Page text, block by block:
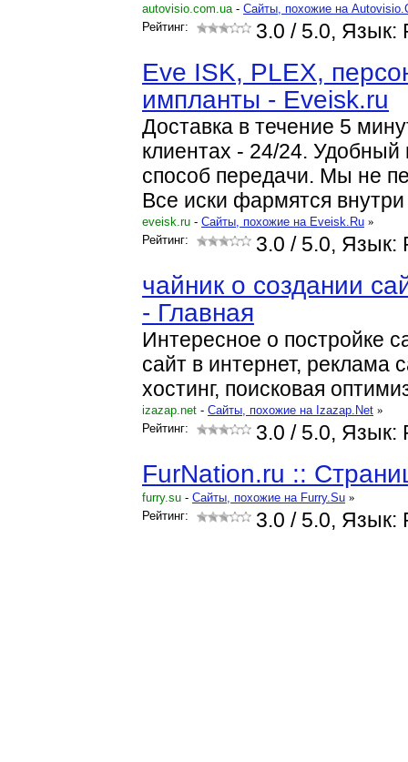
autovisio.com.ua- Cайты, похожие на
Рейтинг:
3.0 / 5.0, Язык:
Eve ISK, PLEX,
импланты - Eveisk.ru
Доставка в течение 5
клиентах - 24/24.
способ передачи. Мы не
Все иски фармятся
eveisk.ru - Cайты, похожие на Eveisk.Ru »
Рейтинг:
3.0 / 5.0, Язык:
чайник о создании
- Главная
Интересное о постройке
сайт в интернет, реклама
хостинг, поисковая
izazap.net - Cайты, похожие на Izazap.Net »
Рейтинг:
3.0 / 5.0, Язык:
FurNation.ru ::
furry.su - Cайты, похожие на Furry.Su »
Рейтинг:
3.0 / 5.0, Язык: